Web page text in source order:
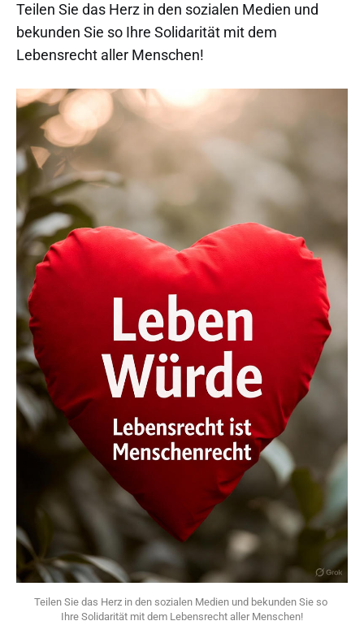
Eilentscheidungen des Verwaltungs
gerichts Regensburg
und des Bayerischen
Verwaltungsgerichtshofs hat die
Beschränkungen für
Gebetsversammlungen vor einer
Abtreibungseinrichtung vollständig
aufgehoben. Nach Angaben des
anwaltlichen Vertreters geschah
dies, weil die Stadt […]
Teilen Sie das Herz in den sozialen Medien und
bekunden Sie so Ihre Solidarität mit dem
Lebensrecht aller Menschen!
Teilen Sie das Herz in den sozialen Medien und bekunden Sie so
Ihre Solidarität mit dem Lebensrecht aller Menschen!